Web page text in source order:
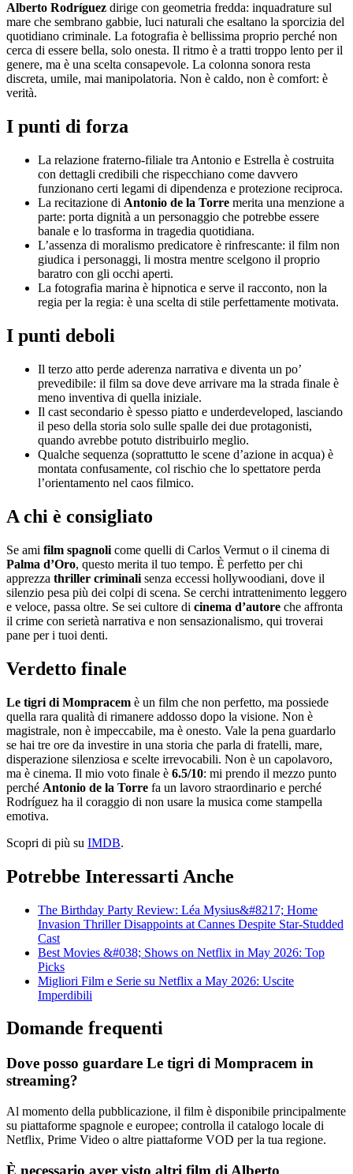
Alberto Rodríguez dirige con geometria fredda: inquadrature sul
mare che sembrano gabbie, luci naturali che esaltano la sporcizia del
quotidiano criminale. La fotografia è bellissima proprio perché non
cerca di essere bella, solo onesta. Il ritmo è a tratti troppo lento per il
genere, ma è una scelta consapevole. La colonna sonora resta
discreta, umile, mai manipolatoria. Non è caldo, non è comfort: è
verità.
I punti di forza
La relazione fraterno-filiale tra Antonio e Estrella è costruita
con dettagli credibili che rispecchiano come davvero
funzionano certi legami di dipendenza e protezione reciproca.
La recitazione di Antonio de la Torre merita una menzione a
parte: porta dignità a un personaggio che potrebbe essere
banale e lo trasforma in tragedia quotidiana.
L’assenza di moralismo predicatore è rinfrescante: il film non
giudica i personaggi, li mostra mentre scelgono il proprio
baratro con gli occhi aperti.
La fotografia marina è hipnotica e serve il racconto, non la
regia per la regia: è una scelta di stile perfettamente motivata.
I punti deboli
Il terzo atto perde aderenza narrativa e diventa un po’
prevedibile: il film sa dove deve arrivare ma la strada finale è
meno inventiva di quella iniziale.
Il cast secondario è spesso piatto e underdeveloped, lasciando
il peso della storia solo sulle spalle dei due protagonisti,
quando avrebbe potuto distribuirlo meglio.
Qualche sequenza (soprattutto le scene d’azione in acqua) è
montata confusamente, col rischio che lo spettatore perda
l’orientamento nel caos filmico.
A chi è consigliato
Se ami film spagnoli come quelli di Carlos Vermut o il cinema di
Palma d’Oro, questo merita il tuo tempo. È perfetto per chi
apprezza thriller criminali senza eccessi hollywoodiani, dove il
silenzio pesa più dei colpi di scena. Se cerchi intrattenimento leggero
e veloce, passa oltre. Se sei cultore di cinema d’autore che affronta
il crime con serietà narrativa e non sensazionalismo, qui troverai
pane per i tuoi denti.
Verdetto finale
Le tigri di Mompracem è un film che non perfetto, ma possiede
quella rara qualità di rimanere addosso dopo la visione. Non è
magistrale, non è impeccabile, ma è onesto. Vale la pena guardarlo
se hai tre ore da investire in una storia che parla di fratelli, mare,
disperazione silenziosa e scelte irrevocabili. Non è un capolavoro,
ma è cinema. Il mio voto finale è 6.5/10: mi prendo il mezzo punto
perché Antonio de la Torre fa un lavoro straordinario e perché
Rodríguez ha il coraggio di non usare la musica come stampella
emotiva.
Scopri di più su IMDB.
Potrebbe Interessarti Anche
The Birthday Party Review: Léa Mysius&#8217; Home
Invasion Thriller Disappoints at Cannes Despite Star-Studded
Cast
Best Movies &#038; Shows on Netflix in May 2026: Top
Picks
Migliori Film e Serie su Netflix a May 2026: Uscite
Imperdibili
Domande frequenti
Dove posso guardare Le tigri di Mompracem in
streaming?
Al momento della pubblicazione, il film è disponibile principalmente
su piattaforme spagnole e europee; controlla il catalogo locale di
Netflix, Prime Video o altre piattaforme VOD per la tua regione.
È necessario aver visto altri film di Alberto